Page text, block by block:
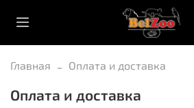
Главная Оплата и доставка
Оплата и доставка